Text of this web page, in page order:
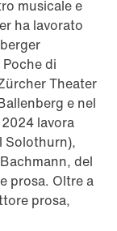
musicale e
ha lavorato
di
Theater
e nel
lavora
Solothurn),
del
prosa. Oltre a
prosa,